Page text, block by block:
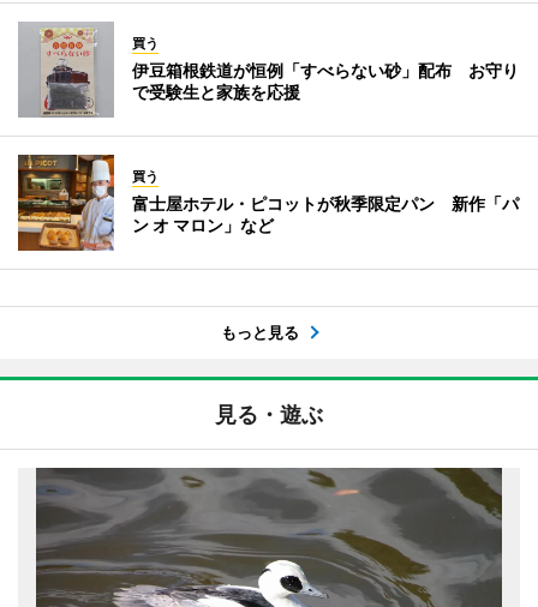
買う
伊豆箱根鉄道が恒例「すべらない砂」配布 お守り
で受験生と家族を応援
買う
富士屋ホテル・ピコットが秋季限定パン 新作「パ
ン オ マロン」など
もっと見る
見る・遊ぶ